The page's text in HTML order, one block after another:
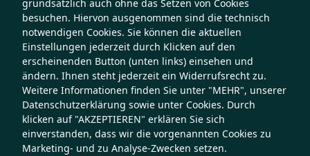
grundsätzlich auch ohne das Setzen von Cookies
besuchen. Hiervon ausgenommen sind die technisch
notwendigen Cookies. Sie können die aktuellen
Einstellungen jederzeit durch Klicken auf den
erscheinenden Button (unten links) einsehen und
ändern. Ihnen steht jederzeit ein Widerrufsrecht zu.
Weitere Informationen finden Sie unter "MEHR", unserer
Datenschutzerklärung sowie unter Cookies. Durch
klicken auf "AKZEPTIEREN" erklären Sie sich
einverstanden, dass wir die vorgenannten Cookies zu
Marketing- und zu Analyse-Zwecken setzen.